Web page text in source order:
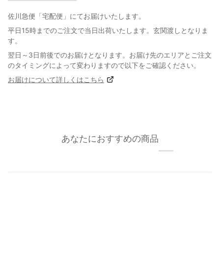
佐川急便「宅配便」にてお届けいたします。
平日15時までのご注文で当日出荷いたします。玄関渡しとなりま
す。
翌日～3日前後でのお届けとなります。お届け先のエリアとご注文
のタイミングによって変わりますので以下をご確認ください。
お届けについて詳しくはこちら
あなたにおすすめの商品